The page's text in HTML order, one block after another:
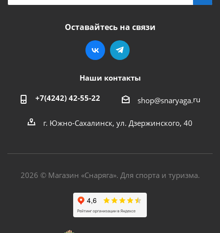
Оставайтесь на связи
Наши контакты
+7(4242) 42-55-22 shop@snaryaga.ru
г. Южно-Сахалинск, ул. Дзержинского, 40
2026 © Магазин «Снаряга». Для спорта и туризма.